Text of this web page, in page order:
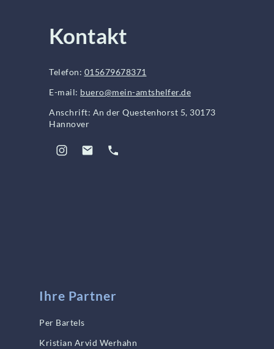
Kontakt
Telefon: 015679678371
E-mail: buero@mein-amtshelfer.de
Anschrift: An der Questenhorst 5, 30173
Hannover
Ihre Partner
Per Bartels
Kristian Arvid Werhahn